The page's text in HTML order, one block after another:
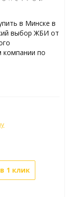
в Минске в
выбор ЖБИ от
компании по
1 клик